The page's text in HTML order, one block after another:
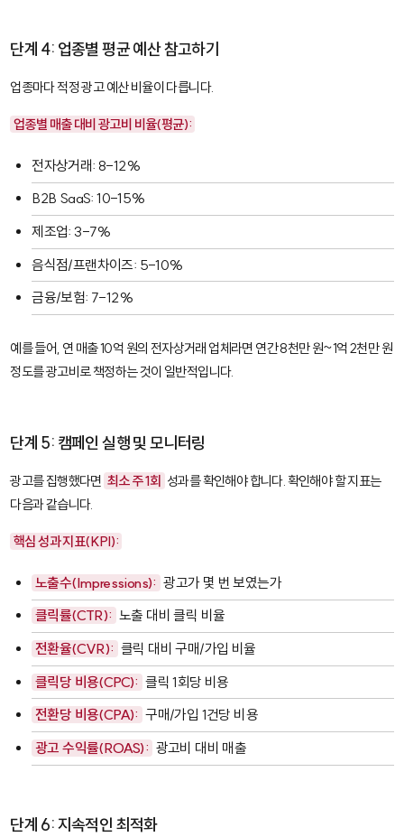
단계 4: 업종별 평균 예산 참고하기
업종마다 적정 광고 예산 비율이 다릅니다.
업종별 매출 대비 광고비 비율(평균):
전자상거래: 8-12%
B2B SaaS: 10-15%
제조업: 3-7%
음식점/프랜차이즈: 5-10%
금융/보험: 7-12%
예를 들어, 연 매출 10억 원의 전자상거래 업체라면 연간 8천만 원~1억 2천만 원
정도를 광고비로 책정하는 것이 일반적입니다.
단계 5: 캠페인 실행 및 모니터링
광고를 집행했다면 최소 주 1회 성과를 확인해야 합니다. 확인해야 할 지표는
다음과 같습니다.
핵심 성과 지표(KPI):
노출수(Impressions): 광고가 몇 번 보였는가
클릭률(CTR): 노출 대비 클릭 비율
전환율(CVR): 클릭 대비 구매/가입 비율
클릭당 비용(CPC): 클릭 1회당 비용
전환당 비용(CPA): 구매/가입 1건당 비용
광고 수익률(ROAS): 광고비 대비 매출
단계 6: 지속적인 최적화